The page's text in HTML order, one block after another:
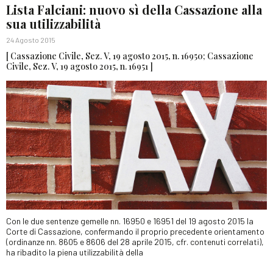
Lista Falciani: nuovo sì della Cassazione alla
sua utilizzabilità
24 Agosto 2015
[ Cassazione Civile, Sez. V, 19 agosto 2015, n. 16950; Cassazione
Civile, Sez. V, 19 agosto 2015, n. 16951 ]
Con le due sentenze gemelle nn. 16950 e 16951 del 19 agosto 2015 la
Corte di Cassazione, confermando il proprio precedente orientamento
(ordinanze nn. 8605 e 8606 del 28 aprile 2015, cfr. contenuti correlati),
ha ribadito la piena utilizzabilità della